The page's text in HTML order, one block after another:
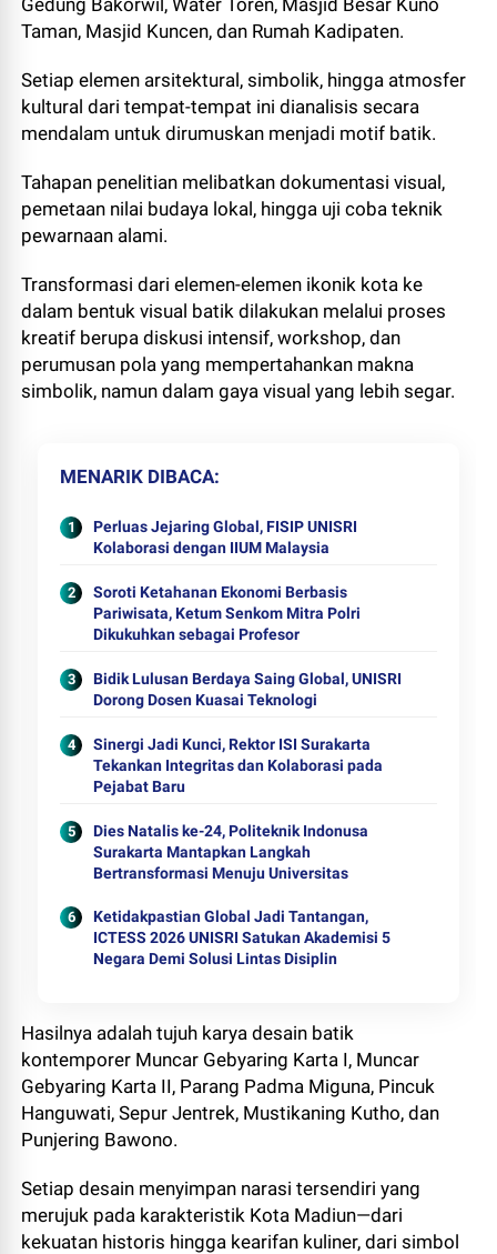
Gedung Bakorwil, Water Toren, Masjid Besar Kuno
Taman, Masjid Kuncen, dan Rumah Kadipaten.
Setiap elemen arsitektural, simbolik, hingga atmosfer
kultural dari tempat-tempat ini dianalisis secara
mendalam untuk dirumuskan menjadi motif batik.
Tahapan penelitian melibatkan dokumentasi visual,
pemetaan nilai budaya lokal, hingga uji coba teknik
pewarnaan alami.
Transformasi dari elemen-elemen ikonik kota ke
dalam bentuk visual batik dilakukan melalui proses
kreatif berupa diskusi intensif, workshop, dan
perumusan pola yang mempertahankan makna
simbolik, namun dalam gaya visual yang lebih segar.
MENARIK DIBACA
Perluas Jejaring Global, FISIP UNISRI
Kolaborasi dengan IIUM Malaysia
Soroti Ketahanan Ekonomi Berbasis
Pariwisata, Ketum Senkom Mitra Polri
Dikukuhkan sebagai Profesor
Bidik Lulusan Berdaya Saing Global, UNISRI
Dorong Dosen Kuasai Teknologi
Sinergi Jadi Kunci, Rektor ISI Surakarta
Tekankan Integritas dan Kolaborasi pada
Pejabat Baru
Dies Natalis ke-24, Politeknik Indonusa
Surakarta Mantapkan Langkah
Bertransformasi Menuju Universitas
Ketidakpastian Global Jadi Tantangan,
ICTESS 2026 UNISRI Satukan Akademisi 5
Negara Demi Solusi Lintas Disiplin
Hasilnya adalah tujuh karya desain batik
kontemporer Muncar Gebyaring Karta I, Muncar
Gebyaring Karta II, Parang Padma Miguna, Pincuk
Hanguwati, Sepur Jentrek, Mustikaning Kutho, dan
Punjering Bawono.
Setiap desain menyimpan narasi tersendiri yang
merujuk pada karakteristik Kota Madiun—dari
kekuatan historis hingga kearifan kuliner, dari simbol